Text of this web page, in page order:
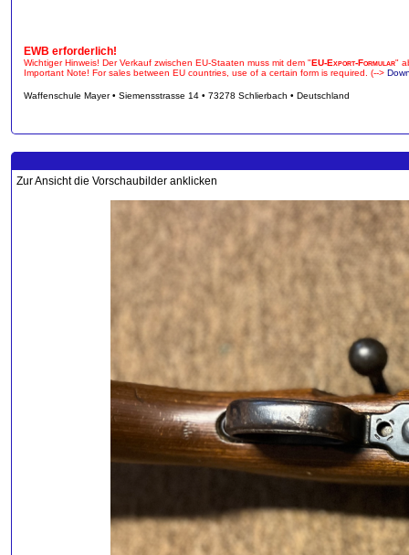
EWB erforderlich!
Wichtiger Hinweis! Der Verkauf zwischen EU-Staaten muss mit dem "EU-Export-Formular"
Important Note! For sales between EU countries, use of a certain form is required. (-->
Waffenschule Mayer • Siemensstrasse 14 • 73278 Schlierbach • Deutschland
Zur Ansicht die Vorschaubilder anklicken